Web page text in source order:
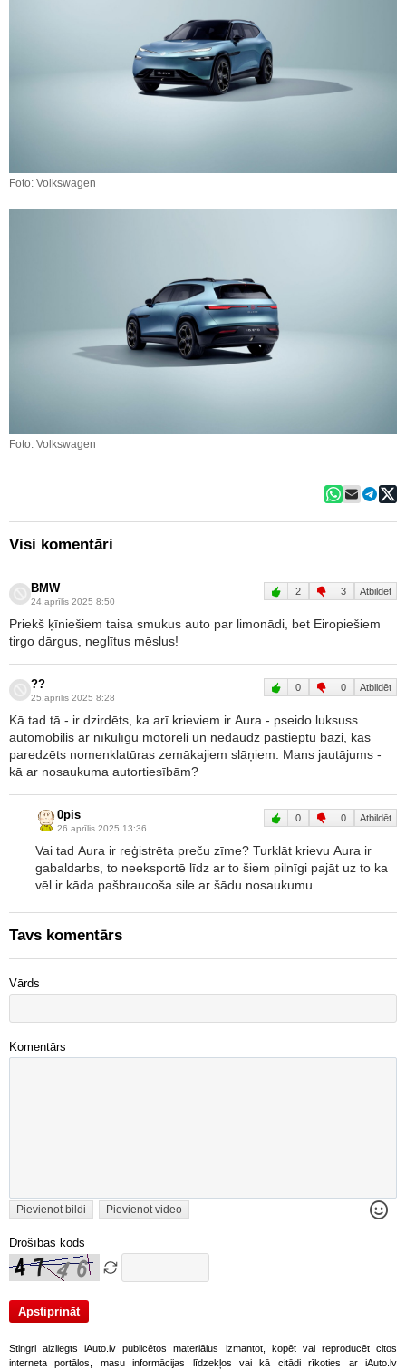
Foto: Volkswagen
Foto: Volkswagen
Visi komentāri
BMW
24.aprīlis 2025 8:50
2 3 Atbildēt
Priekš ķīniešiem taisa smukus auto par limonādi, bet Eiropiešiem
tirgo dārgus, neglītus mēslus!
??
25.aprīlis 2025 8:28
0 0 Atbildēt
Kā tad tā - ir dzirdēts, ka arī krieviem ir Aura - pseido luksuss
automobilis ar nīkulīgu motoreli un nedaudz pastieptu bāzi, kas
paredzēts nomenklatūras zemākajiem slāņiem. Mans jautājums -
kā ar nosaukuma autortiesībām?
0pis
26.aprīlis 2025 13:36
0 0 Atbildēt
Vai tad Aura ir reģistrēta preču zīme? Turklāt krievu Aura ir
gabaldarbs, to neeksportē līdz ar to šiem pilnīgi pajāt uz to ka
vēl ir kāda pašbraucoša sile ar šādu nosaukumu.
Tavs komentārs
Vārds
Komentārs
Pievienot bildi Pievienot video
Drošības kods
Stingri aizliegts iAuto.lv publicētos materiālus izmantot, kopēt vai reproducēt citos
interneta portālos, masu informācijas līdzekļos vai kā citādi rīkoties ar iAuto.lv